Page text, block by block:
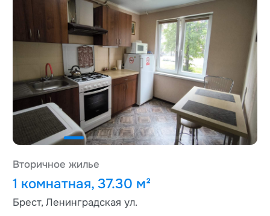
Вторичное жилье
1 комнатная, 37.30 м²
Брест, Ленинградская ул.